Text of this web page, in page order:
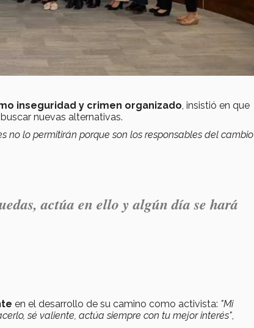
inseguridad y crimen organizado , insistió en que
nuevas alternativas.
no lo permitirán porque son los responsables del cambio
actúa en ello y algún día se hará
en el desarrollo de su camino como activista: "Mi
sé valiente, actúa siempre con tu mejor interés"